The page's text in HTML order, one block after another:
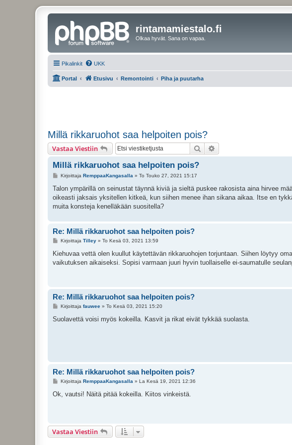
rintamamiestalo.fi
Olkaa hyvät. Sana on vapaa.
Pikalinkit UKK
Portal Etusivu Remontointi Piha ja puutarha
Millä rikkaruohot saa helpoiten pois?
Vastaa Viestiin Etsi
Millä rikkaruohot saa helpoiten pois?
V
e
t
i
Kirjoittaja RemppaaKangasalla » To Touko 27, 2021 15:17
Talon ympärillä on seinustat täynnä kiviä ja sieltä puskee rakosista aina hirvee
oikeasti jaksais yksitellen kitkeä, kun siihen menee ihan sikana aikaa. Itse en
muita konsteja kenelläkään suositella?
Re: Millä rikkaruohot saa helpoiten pois?
V
e
t
Kirjoittaja Tilley» To Kesä 03, 2021 13:59
Kiehuvaa vettä olen kuullut käytettävän rikkaruohojen torjuntaan. Siihen löytyy
vaikutuksen aikaiseksi. Sopisi varmaan juuri hyvin tuollaiselle ei-saumatulle
Re: Millä rikkaruohot saa helpoiten pois?
V
e
Kirjoittaja fauwee» To Kesä 03, 2021 15:20
Suolavettä voisi myös kokeilla. Kasvit ja rikat eivät tykkää suolasta.
Re: Millä rikkaruohot saa helpoiten pois?
V
e
Kirjoittaja RemppaaKangasalla » La Kesä 19, 2021 12:36
Ok, vautsi! Näitä pitää kokeilla. Kiitos vinkeistä.
Vastaa Viestiin